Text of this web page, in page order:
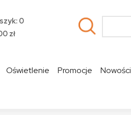
0
zł
Oświetlenie Promocje Nowości